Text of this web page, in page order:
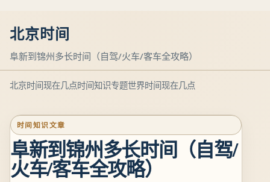
北京时间
阜新到锦州多长时间（自驾/火车/客车全攻略）
北京时间现在几点时间知识专题世界时间现在几点
时间知识文章
阜新到锦州多长时间（自驾/
火车/客车全攻略）